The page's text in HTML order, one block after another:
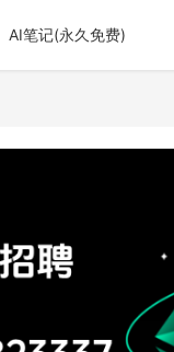
AI笔记(永久免费)